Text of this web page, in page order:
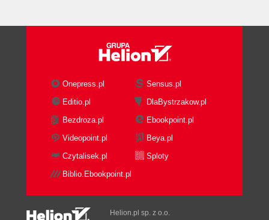
Onepress.pl
Sensus.pl
Editio.pl
DlaBystrzakow.pl
Bezdroza.pl
Ebookpoint.pl
Videopoint.pl
Beya.pl
Czytalisek.pl
Sploty
Biblio.Ebookpoint.pl
Helion.pl sp. z o.o.